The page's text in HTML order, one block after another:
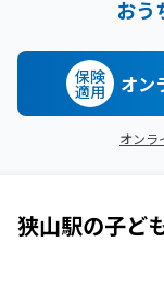
おう
保険
適用 オン
オンラ
狭山駅の子ど